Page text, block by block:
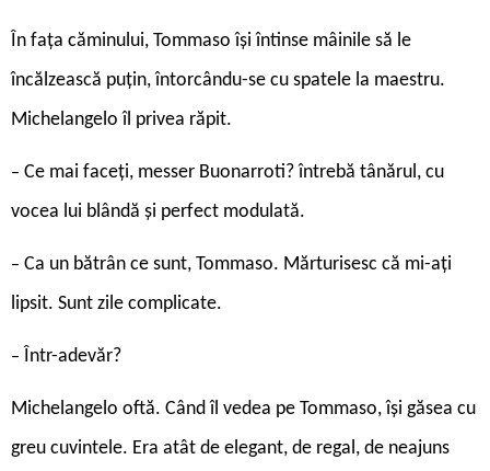
În fața căminului, Tommaso își întinse mâinile să le
încălzească puțin, întorcându-se cu spatele la maestru.
Michelangelo îl privea răpit.
– Ce mai faceți, messer Buonarroti? întrebă tânărul, cu
vocea lui blândă și perfect modulată.
– Ca un bătrân ce sunt, Tommaso. Mărturisesc că mi-ați
lipsit. Sunt zile complicate.
– Într-adevăr?
Michelangelo oftă. Când îl vedea pe Tommaso, își găsea cu
greu cuvintele. Era atât de elegant, de regal, de neajuns